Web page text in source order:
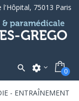
l'Hôpital, 75013 Paris
 settings 0
- ENTRAÎNEMENT